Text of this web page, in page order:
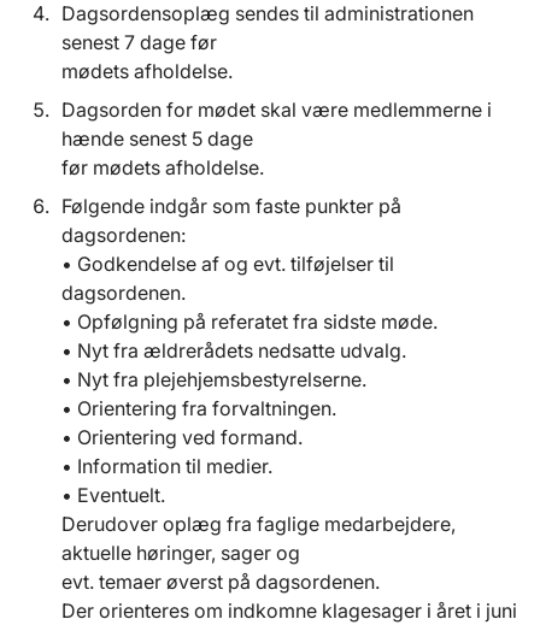
Dagsordensoplæg sendes til administrationen
senest 7 dage før
mødets afholdelse.
Dagsorden for mødet skal være medlemmerne i
hænde senest 5 dage
før mødets afholdelse.
Følgende indgår som faste punkter på
dagsordenen:
• Godkendelse af og evt. tilføjelser til
dagsordenen.
• Opfølgning på referatet fra sidste møde.
• Nyt fra ældrerådets nedsatte udvalg.
• Nyt fra plejehjemsbestyrelserne.
• Orientering fra forvaltningen.
• Orientering ved formand.
• Information til medier.
• Eventuelt.
Derudover oplæg fra faglige medarbejdere,
aktuelle høringer, sager og
evt. temaer øverst på dagsordenen.
Der orienteres om indkomne klagesager i året i juni